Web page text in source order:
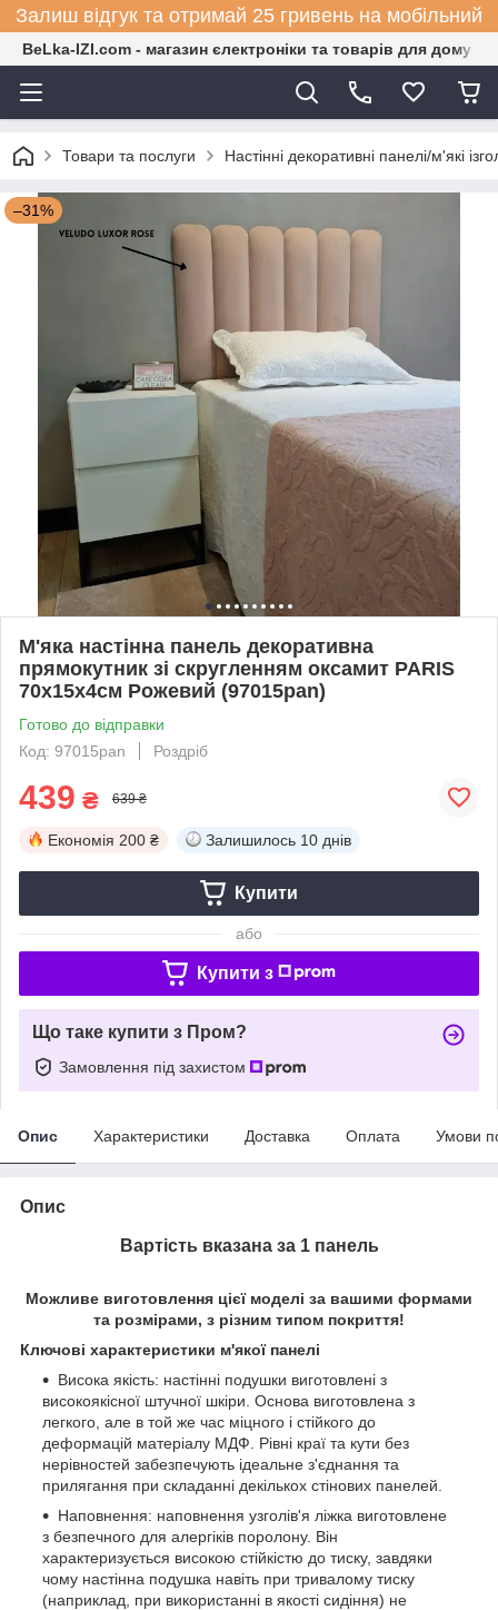
Залиш відгук та отримай 25 гривень на мобільний
BeLka-IZI.com - магазин єлектроніки та товарів для дому
Товари та послуги Настінні декоративні панелі/м'які
–31%
М'яка настінна панель декоративна
прямокутник зі скругленням оксамит PARIS
70х15х4см Рожевий (97015pan)
Готово до відправки
Код: 97015pan
Роздріб
439 ₴ 639 ₴
Економія 200 ₴ Залишилось 10 днів
Купити
або
Купити з
Що таке купити з Пром?
Замовлення під захистом
Опис Характеристики Доставка Оплата Умови
Опис
Вартість вказана за 1 панель
Можливе виготовлення цієї моделі за вашими формами
та розмірами, з різним типом покриття!
Ключові характеристики м'якої панелі
Висока якість: настінні подушки виготовлені з
високоякісної штучної шкіри. Основа виготовлена з
легкого, але в той же час міцного і стійкого до
деформацій матеріалу МДФ. Рівні краї та кути без
нерівностей забезпечують ідеальне з'єднання та
прилягання при складанні декількох стінових панелей.
Наповнення: наповнення узголів'я ліжка виготовлене
з безпечного для алергіків поролону. Він
характеризується високою стійкістю до тиску, завдяки
чому настінна подушка навіть при тривалому тиску
(наприклад, при використанні в якості сидіння) не